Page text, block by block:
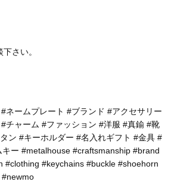
さい。
ネームプレート #ブランド #アクセサリー
チャーム #ファッション #洋服 #真鍮 #靴
ン #キーホルダー #名入れギフト #金具 #
キー #metalhouse #craftsmanship #brand
#clothing #keychains #buckle #shoehorn